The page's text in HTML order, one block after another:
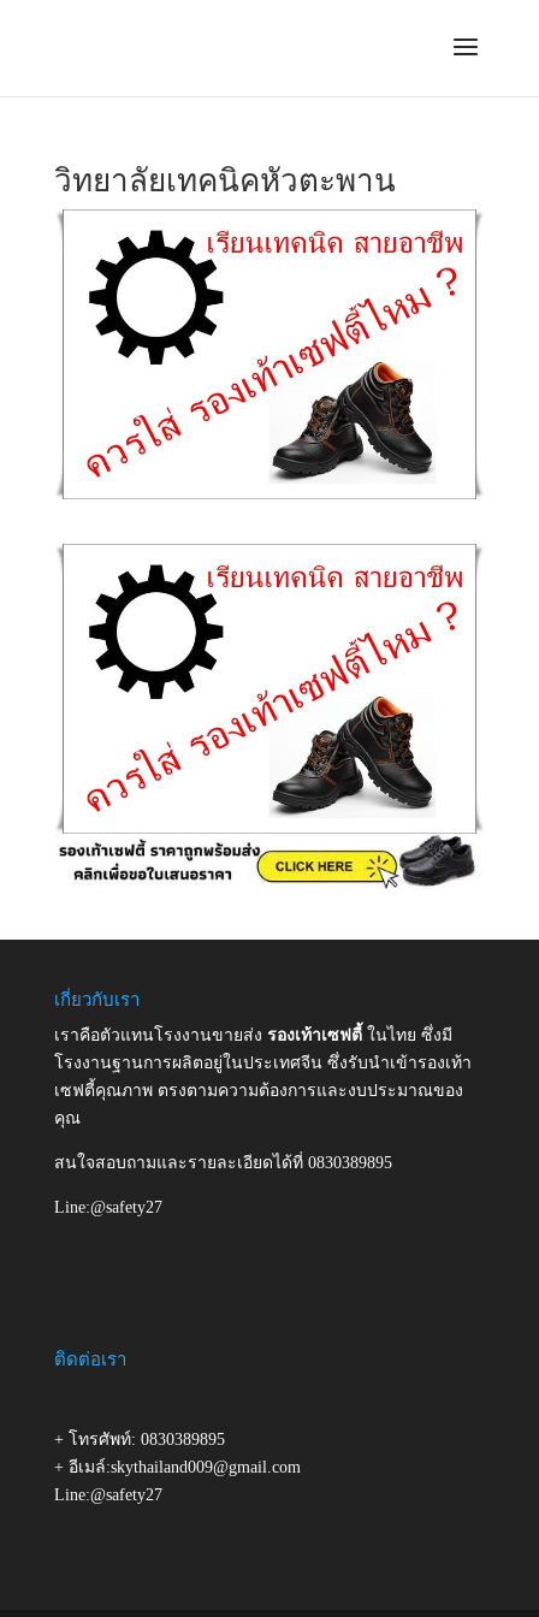
วิทยาลัยเทคนิคหัวตะพาน
เกี่ยวกับเรา
เราคือตัวแทนโรงงานขายส่ง รองเท้าเซฟตี้ ในไทย ซึ่งมี
โรงงานฐานการผลิตอยู่ในประเทศจีน ซึ่งรับนำเข้ารองเท้า
เซฟตี้คุณภาพ ตรงตามความต้องการและงบประมาณของ
คุณ
สนใจสอบถามและรายละเอียดได้ที่ 0830389895
Line:@safety27
ติดต่อเรา
+ โทรศัพท์: 0830389895
+ อีเมล์:skythailand009@gmail.com
Line:@safety27